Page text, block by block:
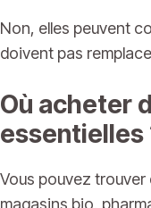
Non, elles peuvent
doivent pas
Où acheter
essentielles
Vous pouvez trouver
magasins bio,